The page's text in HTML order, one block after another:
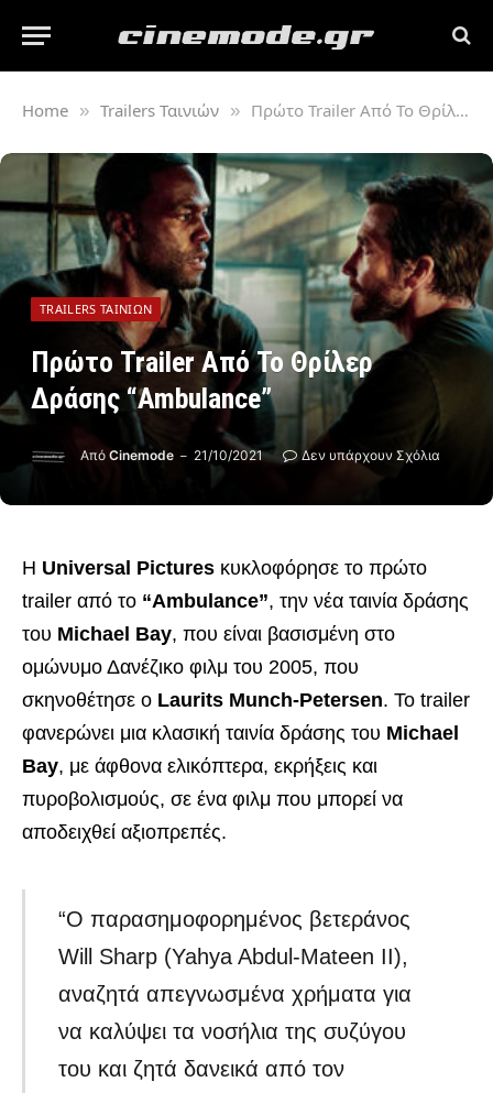
Home » Trailers Ταινιών » Πρώτο Trailer Από Το Θρίλερ Δράσης “Ambulance”
TRAILERS ΤΑΙΝΙΏΝ
Πρώτο Trailer Από Το Θρίλερ
Δράσης “Ambulance”
Από Cinemode 21/10/2021 Δεν υπάρχουν Σχόλια
Η Universal Pictures κυκλοφόρησε το πρώτο
trailer από το “Ambulance”, την νέα ταινία δράσης
του Michael Bay, που είναι βασισμένη στο
ομώνυμο Δανέζικο φιλμ του 2005, που
σκηνοθέτησε ο Laurits Munch-Petersen. Το trailer
φανερώνει μια κλασική ταινία δράσης του Michael
Bay, με άφθονα ελικόπτερα, εκρήξεις και
πυροβολισμούς, σε ένα φιλμ που μπορεί να
αποδειχθεί αξιοπρεπές.
“Ο παρασημοφορημένος βετεράνος
Will Sharp (Yahya Abdul-Mateen II),
αναζητά απεγνωσμένα χρήματα για
να καλύψει τα νοσήλια της συζύγου
του και ζητά δανεικά από τον